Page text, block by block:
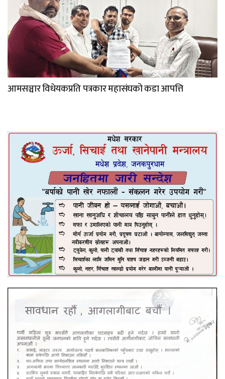
आमसञ्चार विधेयकप्रति पत्रकार महासंघको कडा आपत्ति